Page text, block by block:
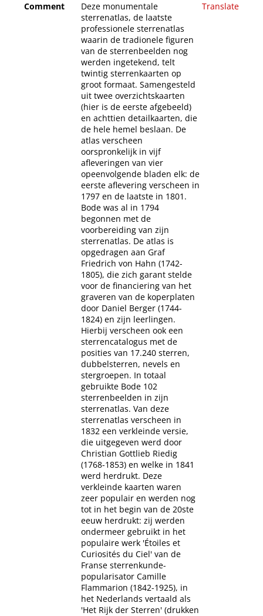
Comment
Deze monumentale
sterrenatlas, de laatste
professionele sterrenatlas
waarin de tradionele figuren
van de sterrenbeelden nog
werden ingetekend, telt
twintig sterrenkaarten op
groot formaat. Samengesteld
uit twee overzichtskaarten
(hier is de eerste afgebeeld)
en achttien detailkaarten, die
de hele hemel beslaan. De
atlas verscheen
oorspronkelijk in vijf
afleveringen van vier
opeenvolgende bladen elk: de
eerste aflevering verscheen in
1797 en de laatste in 1801.
Bode was al in 1794
begonnen met de
voorbereiding van zijn
sterrenatlas. De atlas is
opgedragen aan Graf
Friedrich von Hahn (1742-
1805), die zich garant stelde
voor de financiering van het
graveren van de koperplaten
door Daniel Berger (1744-
1824) en zijn leerlingen.
Hierbij verscheen ook een
sterrencatalogus met de
posities van 17.240 sterren,
dubbelsterren, nevels en
stergroepen. In totaal
gebruikte Bode 102
sterrenbeelden in zijn
sterrenatlas. Van deze
sterrenatlas verscheen in
1832 een verkleinde versie,
die uitgegeven werd door
Christian Gottlieb Riedig
(1768-1853) en welke in 1841
werd herdrukt. Deze
verkleinde kaarten waren
zeer populair en werden nog
tot in het begin van de 20ste
eeuw herdrukt: zij werden
ondermeer gebruikt in het
populaire werk 'Étoiles et
Curiosités du Ciel' van de
Franse sterrenkunde-
popularisator Camille
Flammarion (1842-1925), in
het Nederlands vertaald als
'Het Rijk der Sterren' (drukken
Translate